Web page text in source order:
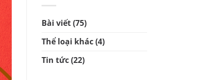
Bài viết(75)
Thể loại khác(4)
Tin tức(22)